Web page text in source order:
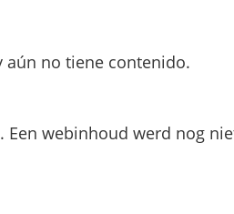
aún no tiene contenido.
Een webinhoud werd nog